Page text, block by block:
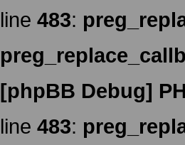
line 483:
[phpBB Debug]
line 483: